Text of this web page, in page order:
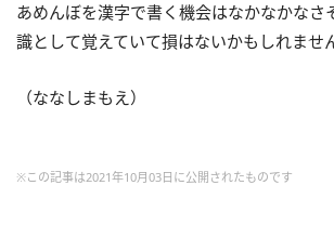
あめんぼを漢字で書く機会はなかなかなさ
識として覚えていて損はないかもしれませ
（ななしまもえ）
※この記事は2021年10月03日に公開されたものです